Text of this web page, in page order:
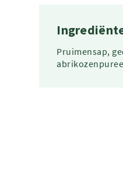
Pruimensap,